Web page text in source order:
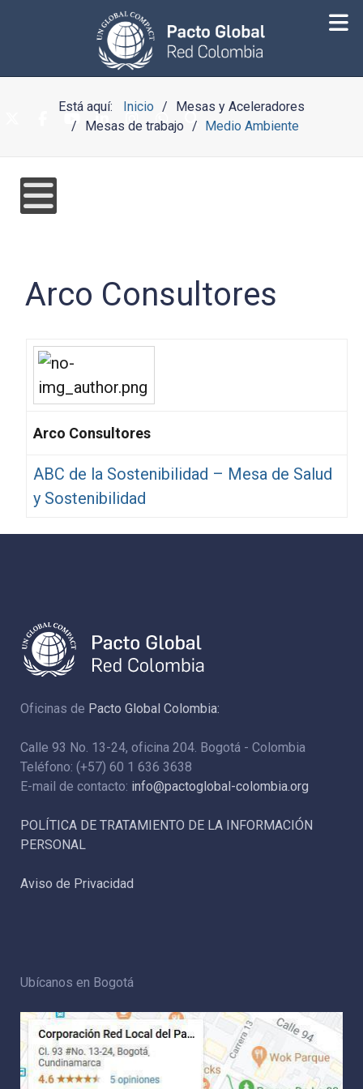
Está aquí: Inicio
Mesas y Aceleradores
Mesas de trabajo
Medio Ambiente
Arco Consultores
Arco Consultores
ABC de la Sostenibilidad – Mesa de Salud
y Sostenibilidad
Oficinas de Pacto Global Colombia:
Calle 93 No. 13-24, oficina 204. Bogotá - Colombia
Teléfono: (+57) 60 1 636 3638
E-mail de contacto: info@pactoglobal-colombia.org
POLÍTICA DE TRATAMIENTO DE LA INFORMACIÓN
PERSONAL
Aviso de Privacidad
Ubícanos en Bogotá